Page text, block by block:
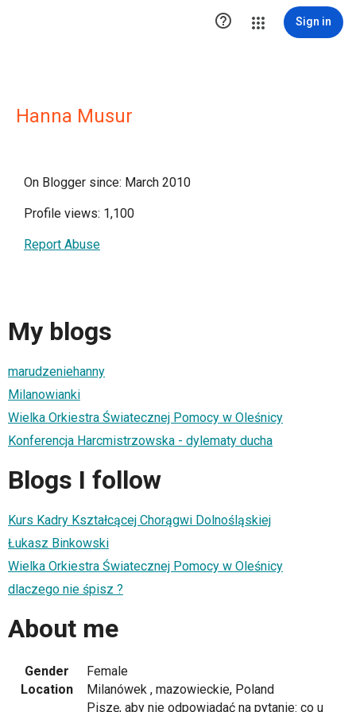
 Sign in
Hanna Musur
On Blogger since: March 2010
Profile views: 1,100
Report Abuse
My blogs
marudzeniehanny
Milanowianki
Wielka Orkiestra Światecznej Pomocy w Oleśnicy
Konferencja Harcmistrzowska - dylematy ducha
Blogs I follow
Kurs Kadry Kształcącej Chorągwi Dolnośląskiej
Łukasz Binkowski
Wielka Orkiestra Światecznej Pomocy w Oleśnicy
dlaczego nie śpisz ?
About me
Gender
Female
Location
Milanówek , mazowieckie, Poland
Piszę, aby nie odpowiadać na pytanie: co u